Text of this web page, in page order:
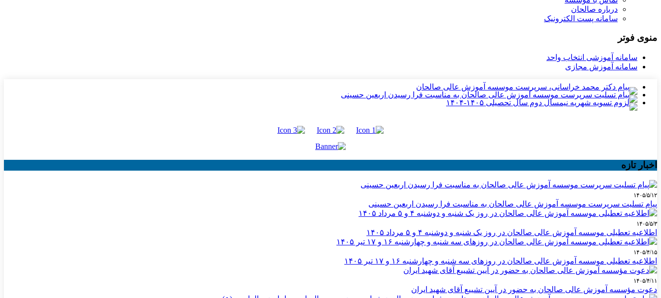
درباره صالحان
سامانه پست الکترونیک
منوی فوتر
سامانه آموزشی انتخاب واحد
سامانه آموزش مجازی
اخبار تازه
۱۴۰۵/۵/۱۲
پیام تسلیت سرپرست موسسه آموزش عالی صالحان به مناسبت فرا رسیدن اربعین حسینی
۱۴۰۵/۵/۳
اطلاعیه تعطیلی موسسه آموزش عالی صالحان در روز یک شنبه و دوشنبه ۴ و ۵ مرداد ۱۴۰۵
۱۴۰۵/۴/۱۵
اطلاعیه تعطیلی موسسه آموزش عالی صالحان در روزهای سه شنبه و چهارشنبه ۱۶ و ۱۷ تیر ۱۴۰۵
۱۴۰۵/۴/۱۱
دعوت مؤسسه آموزش عالی صالحان به حضور در آیین تشییع آقای شهید ایران